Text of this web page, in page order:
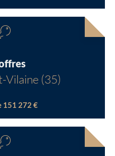
Vilaine (35)
151 272 €